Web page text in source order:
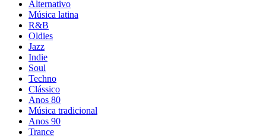
Alternativo
Música latina
R&B
Oldies
Jazz
Indie
Soul
Techno
Clássico
Anos 80
Música tradicional
Anos 90
Trance